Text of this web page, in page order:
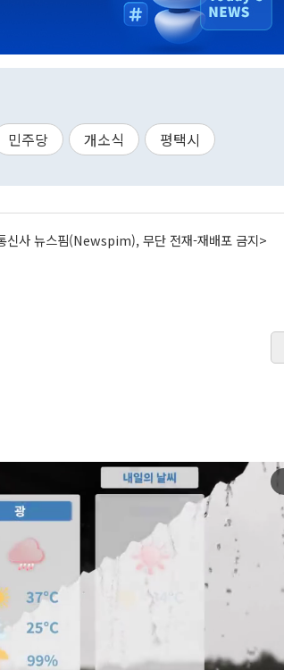
민주당 개소식 평택시
신사 뉴스핌(Newspim), 무단 전재-재배포 금지>